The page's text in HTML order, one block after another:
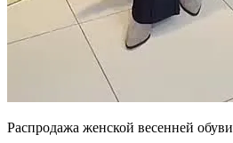
Распродажа женской весенней обуви